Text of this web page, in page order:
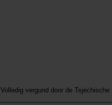
Volledig vergund door de